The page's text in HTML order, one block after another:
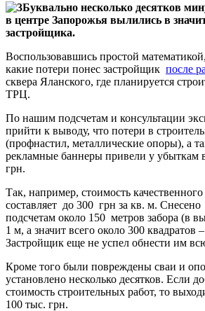
Буквально несколько десятков
в центре Запорожья вылились в
застройщика.
Воспользовавшись простой
какие потери понес застройщик после
сквера Яланского, где планируется
ТРЦ.
По нашим подсчетам и консультации
прийти к выводу, что потери в
(профнастил, металлические опоры), а
рекламные баннеры привели у убыткам
грн.
Так, например, стоимость
составляет до 300 грн за кв. м.
подсчетам около 150 метров забора (в
1 м, а значит всего около 300 квадратов
Застройщик еще не успел обнести им
Кроме того были повреждены сваи и
установлено несколько десятков. Если
стоимость строительных работ, то
100 тыс. грн.